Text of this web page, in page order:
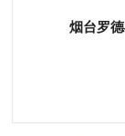
烟台罗